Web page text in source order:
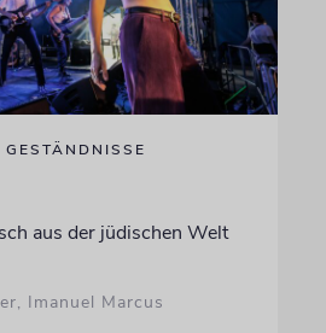
aus der jüdischen Welt
Imanuel Marcus